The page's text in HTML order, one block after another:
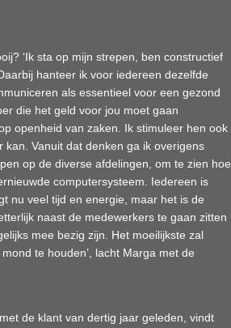
‘Ik sta op mijn strepen, ben constructief
hanteer ik voor iedereen dezelfde
als essentieel voor een gezond
die het geld voor jou moet gaan
openheid van zaken. Ik stimuleer hen ook
Vanuit dat denken ga ik overigens
op de diverse afdelingen, om te zien hoe
computersysteem. Iedereen is
nu veel tijd en energie, maar het is de
naast de medewerkers te gaan zitten
mee bezig zijn. Het moeilijkste zal
te houden’, lacht Marga met de
de klant van dertig jaar geleden, vindt